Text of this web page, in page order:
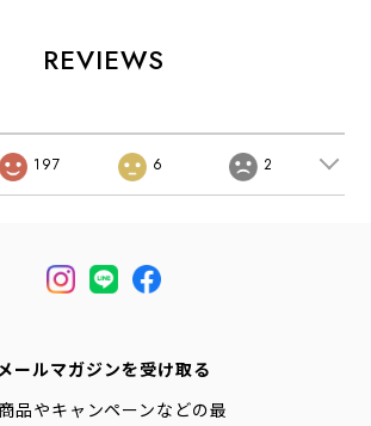
通気性・MEN'S
[2026SS]
REVIEWS
197 6 2
ールマガジンを受け取る
品やキャンペーンなどの最